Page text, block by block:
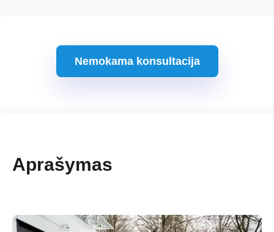
Nemokama konsultacija
Aprašymas